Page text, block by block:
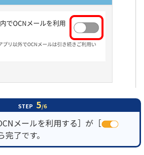
STEP 5/6
メールを利用する］が［
了です。